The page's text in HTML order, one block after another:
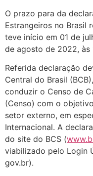
O prazo para da
Estrangeiros no Brasil
teve início em 01 de
de agosto de 2022, às
Referida declaração
Central do Brasil
conduzir o Censo de
(Censo) com o
setor externo, em
Internacional. A
do site do BCS (
viabilizado pelo Login
gov.br).